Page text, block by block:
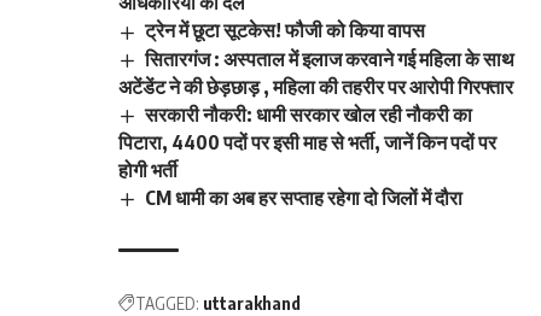
ट्रेन में छूटा सूटकेस! फौजी को किया वापस
सितारगंज : अस्पताल में इलाज करवाने गई महिला के साथ
अटेंडेंट ने की छेड़छाड़ , महिला की तहरीर पर आरोपी गिरफ्तार
सरकारी नौकरी: धामी सरकार खोल रही नौकरी का
पिटारा, 4400 पदों पर इसी माह से भर्ती, जानें किन पदों पर
होगी भर्ती
CM धामी का अब हर सप्ताह रहेगा दो जिलों में दौरा
TAGGED: uttarakhand